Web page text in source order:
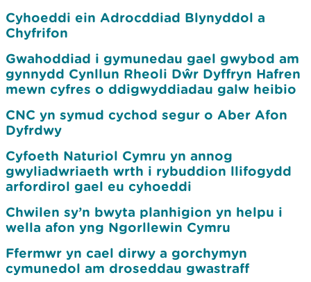
Cyhoeddi ein Adrocddiad Blynyddol a
Chyfrifon
Gwahoddiad i gymunedau gael gwybod am
gynnydd Cynllun Rheoli Dŵr Dyffryn Hafren
mewn cyfres o ddigwyddiadau galw heibio
CNC yn symud cychod segur o Aber Afon
Dyfrdwy
Cyfoeth Naturiol Cymru yn annog
gwyliadwriaeth wrth i rybuddion llifogydd
arfordirol gael eu cyhoeddi
Chwilen sy’n bwyta planhigion yn helpu i
wella afon yng Ngorllewin Cymru
Ffermwr yn cael dirwy a gorchymyn
cymunedol am droseddau gwastraff